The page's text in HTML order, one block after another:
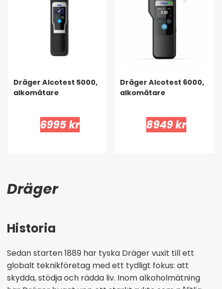
Dräger Alcotest 5000,
alkomätare
6995 kr
Dräger Alcotest 6000,
alkomätare
8949 kr
Dräger
Historia
Sedan starten 1889 har tyska Dräger vuxit till ett
globalt teknikföretag med ett tydligt fokus: att
skydda, stödja och rädda liv. Inom alkoholmätning